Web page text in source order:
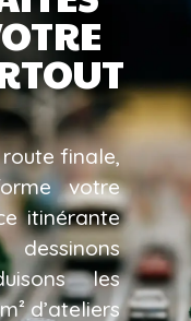
finale,
votre
itinérante
les
d’ateliers